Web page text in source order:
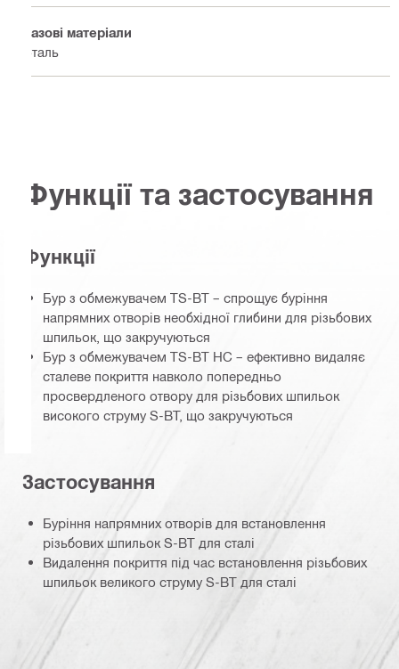
Базові матеріали
Сталь
Функції та застосування
Функції
Бур з обмежувачем TS-BT – спрощує буріння
напрямних отворів необхідної глибини для різьбових
шпильок, що закручуються
Бур з обмежувачем TS-BT HC – ефективно видаляє
сталеве покриття навколо попередньо
просвердленого отвору для різьбових шпильок
високого струму S-BT, що закручуються
Застосування
Буріння напрямних отворів для встановлення
різьбових шпильок S-BT для сталі
Видалення покриття під час встановлення різьбових
шпильок великого струму S-BT для сталі